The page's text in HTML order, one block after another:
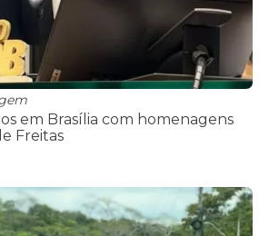
em Brasília com homenagens
Freitas